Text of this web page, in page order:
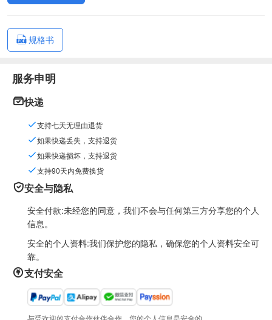
规格书
服务申明
快递
支持七天无理由退货
如果快递丢失，支持退货
如果快递损坏，支持退货
支持90天内免费换货
安全与隐私
安全付款:未经您的同意，我们不会与任何第三方分享您的个人
信息。
安全的个人资料:我们保护您的隐私，确保您的个人资料安全可
靠。
支付安全
与受欢迎的支付合作伙伴合作，您的个人信息是安全的。